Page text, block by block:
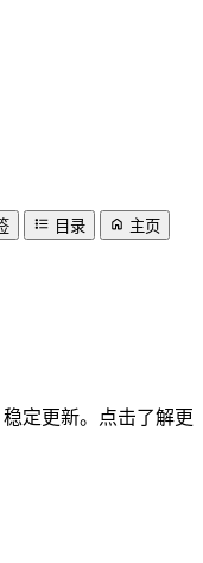
目录
主页
定更新。点击了解更